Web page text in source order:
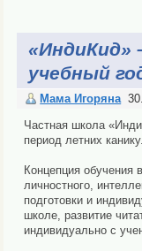
«ИндиКид»
учебный
Мама Игоряна
Частная школа
период летних
Концепция обучения
личностного,
подготовки и
школе, развитие
индивидуально с